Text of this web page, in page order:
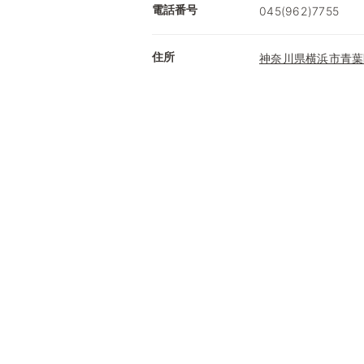
電話番号 045(962)7755
住所 神奈川県横浜市青